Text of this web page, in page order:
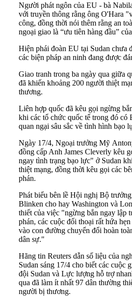
Người phát ngôn của EU - bà
với truyền thông rằng ông O'Hara
công, đồng thời nói thêm rằng an
ngoại giao là “ưu tiên hàng đầu”
Hiện phái đoàn EU tại Sudan chưa
các biện pháp an ninh đang được
Giao tranh trong ba ngày qua giữa
đã khiến khoảng 200 người thiệt
thương.
Liên hợp quốc đã kêu gọi ngừng
khi các tổ chức quốc tế trong đó có
quan ngại sâu sắc về tình hình bạo
Ngày 17/4, Ngoại trưởng Mỹ
đồng cấp Anh James Cleverly kêu
ngay tình trạng bạo lực" ở Sudan
thiệt mạng, đồng thời kêu gọi các
phán.
Phát biểu bên lề Hội nghị Bộ
Blinken cho hay Washington và
thiết của việc "ngừng bắn ngay lập
phán, các cuộc đối thoại rất hứa
vào con đường chuyển đổi hoàn
dân sự."
Hãng tin Reuters dẫn số liệu của
Sudan sáng 17/4 cho biết các cuộc
đội Sudan và Lực lượng hỗ trợ
qua đã làm ít nhất 97 dân thường
người bị thương.